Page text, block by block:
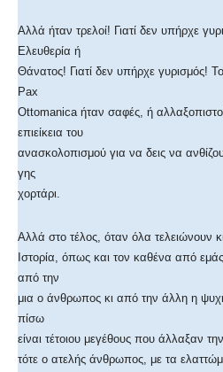
Αλλά ήταν τρελοί! Γιατί δεν υπήρχε
Ελευθερία ή
Θάνατος! Γιατί δεν υπήρχε γυρισμός!
Pax
Ottomanica ήταν σαφές, ή
επιείκεια του
ανασκολοπισμού για να δεις να
γης
χορτάρι.
Αλλά στο τέλος, όταν όλα τελειώνουν
Ιστορία, όπως και τον καθένα από
από την
μια ο άνθρωπος κι από την άλλη η
πίσω
είναι τέτοιου μεγέθους που άλλαξαν
τότε ο ατελής άνθρωπος, με τα